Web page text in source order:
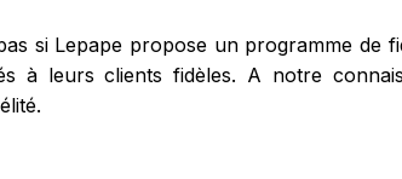
si Lepape propose un programme de
à leurs clients fidèles. A notre